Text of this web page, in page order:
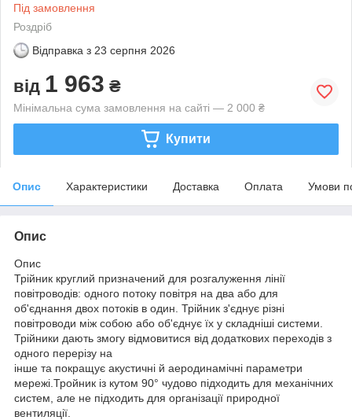
Під замовлення
Роздріб
Відправка з 23 серпня 2026
від 1 963 ₴
Мінімальна сума замовлення на сайті — 2 000 ₴
Купити
Опис Характеристики Доставка Оплата Умови
Опис
Опис
Трійник круглий призначений для розгалуження лінії
повітроводів: одного потоку повітря на два або для
об'єднання двох потоків в один. Трійник з'єднує різні
повітроводи між собою або об'єднує їх у складніші системи.
Трійники дають змогу відмовитися від додаткових переходів з
одного перерізу на
інше та покращує акустичні й аеродинамічні параметри
мережі.Тройник із кутом 90° чудово підходить для механічних
систем, але не підходить для організації природної
вентиляції.